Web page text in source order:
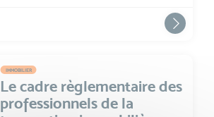
IMMOBILIER
Le cadre règlementaire des
professionnels de la